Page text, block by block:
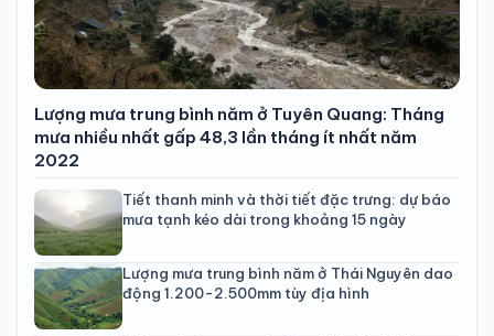
Lượng mưa trung bình năm ở Tuyên Quang: Tháng
mưa nhiều nhất gấp 48,3 lần tháng ít nhất năm
2022
Tiết thanh minh và thời tiết đặc trưng: dự báo
mưa tạnh kéo dài trong khoảng 15 ngày
Lượng mưa trung bình năm ở Thái Nguyên dao
động 1.200-2.500mm tùy địa hình